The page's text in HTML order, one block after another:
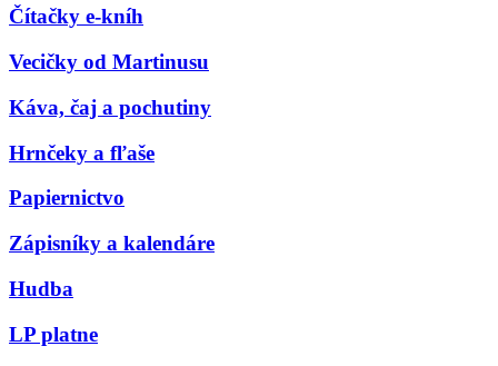
Čítačky e-kníh
Vecičky od Martinusu
Káva, čaj a pochutiny
Hrnčeky a fľaše
Papiernictvo
Zápisníky a kalendáre
Hudba
LP platne